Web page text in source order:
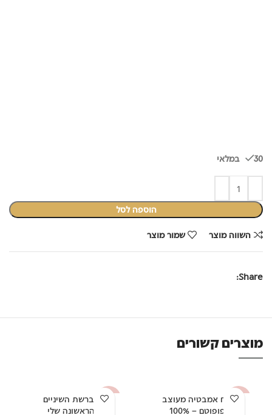
30 במלאי
הוספה לסל
השווה מוצר שמור מוצר
Share:
מוצרים קשורים
-57%
שטיח אמבטיה מעוצב
היפופוטם – 100%
-67%
מברשת השיניים
הראשונה שלי